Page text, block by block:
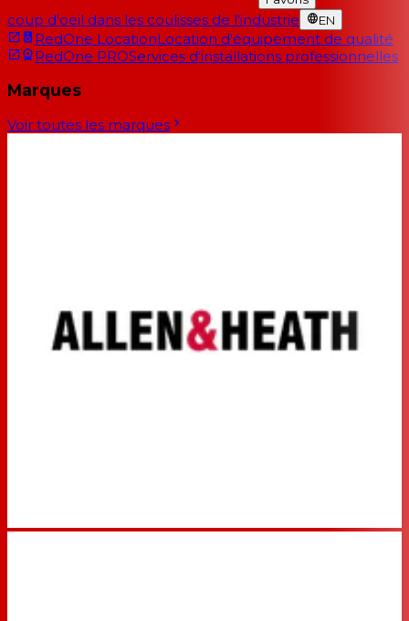
coup d'oeil dans les coulisses de l'industrie EN
RedOne LocationLocation d'équipement de qualité
RedOne PROServices d'installations professionnelles
Marques
Voir toutes les marques